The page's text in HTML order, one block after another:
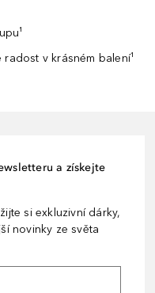
v krásném balení¹
a získejte
si exkluzivní dárky,
novinky ze světa